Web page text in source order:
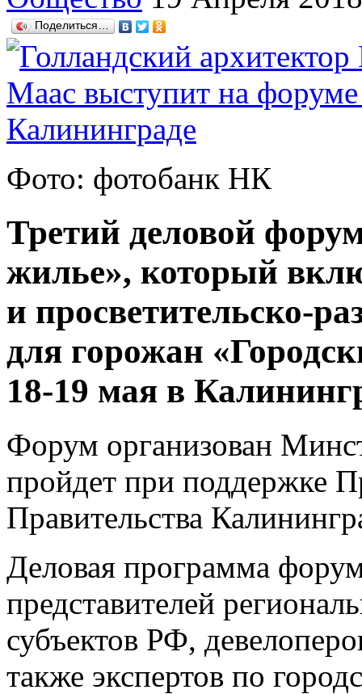
Поделиться…
Фото: фотобанк НК
Третий деловой
жилье», который
и просветительско-
для горожан
18-19 мая в
Форум организован
пройдет при поддержке
Правительства
Деловая программа
представителей
субъектов РФ,
также экспертов по